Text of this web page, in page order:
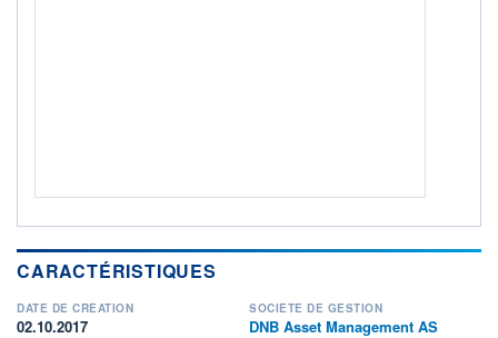
CARACTÉRISTIQUES
DATE DE CRÉATION
02.10.2017
SOCIÉTÉ DE GESTION
DNB Asset Management AS